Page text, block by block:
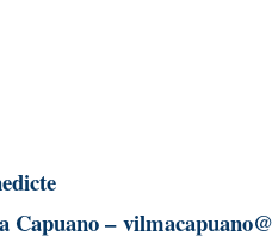
Capuano –